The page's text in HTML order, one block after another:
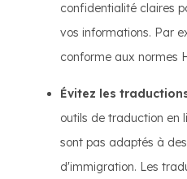
confidentialité claires
vos informations. Par
conforme aux normes
Évitez les
outils de traduction en
sont pas adaptés à
d'immigration. Les